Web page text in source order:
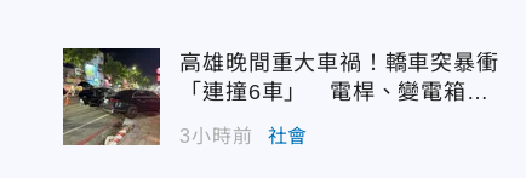
高雄晚間重大車禍！轎車突暴衝
「連撞6車」 電桿、變電箱全
遭殃
3小時前 社會